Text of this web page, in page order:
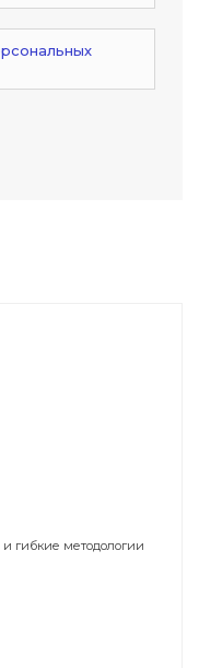
гибкие методологии